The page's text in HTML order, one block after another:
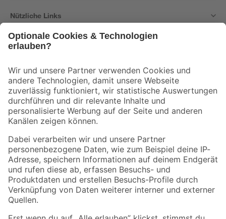
Nützliche Links
Der toom Newsletter: Keine Angebote und Aktionen mehr verpassen!
Zur Newsletter Anmeldung
Folge uns
Zahlungsarten Versandarten
Sicher einkaufen